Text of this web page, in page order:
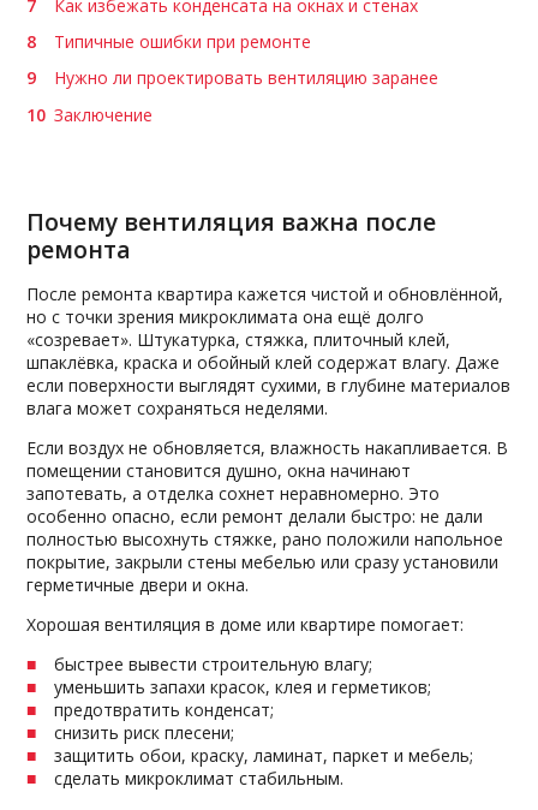
Как избежать конденсата на окнах и стенах
Типичные ошибки при ремонте
Нужно ли проектировать вентиляцию заранее
Заключение
Почему вентиляция важна после
ремонта
После ремонта квартира кажется чистой и обновлённой,
но с точки зрения микроклимата она ещё долго
«созревает». Штукатурка, стяжка, плиточный клей,
шпаклёвка, краска и обойный клей содержат влагу. Даже
если поверхности выглядят сухими, в глубине материалов
влага может сохраняться неделями.
Если воздух не обновляется, влажность накапливается. В
помещении становится душно, окна начинают
запотевать, а отделка сохнет неравномерно. Это
особенно опасно, если ремонт делали быстро: не дали
полностью высохнуть стяжке, рано положили напольное
покрытие, закрыли стены мебелью или сразу установили
герметичные двери и окна.
Хорошая вентиляция в доме или квартире помогает:
быстрее вывести строительную влагу;
уменьшить запахи красок, клея и герметиков;
предотвратить конденсат;
снизить риск плесени;
защитить обои, краску, ламинат, паркет и мебель;
сделать микроклимат стабильным.